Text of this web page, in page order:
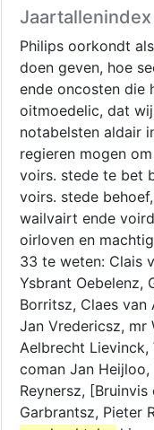
Jaartallenindex
Philips oorkondt
doen geven, hoe
ende oncosten die
oitmoedelic, dat
notabelsten aldair
regieren mogen
voirs. stede te bet
voirs. stede
wailvairt ende
oirloven en
33 te weten: Clais
Ysbrant Oebelenz,
Borritsz, Claes van
Jan Vredericsz, mr
Aelbrecht Lievinck,
coman Jan
Reynersz,
Garbrantsz, Pieter